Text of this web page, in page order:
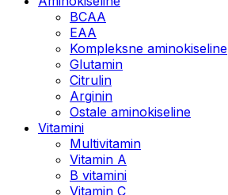
BCAA
EAA
Kompleksne aminokiseline
Glutamin
Citrulin
Arginin
Ostale aminokiseline
Vitamini
Multivitamin
Vitamin A
B vitamini
Vitamin C